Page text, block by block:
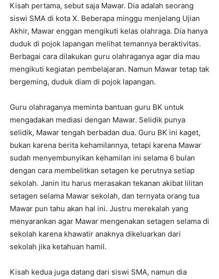
Kisah pertama, sebut saja Mawar. Dia adalah seorang
siswi SMA di kota X. Beberapa minggu menjelang Ujian
Akhir, Mawar enggan mengikuti kelas olahraga. Dia hanya
duduk di pojok lapangan melihat temannya beraktivitas.
Berbagai cara dilakukan guru olahraganya agar dia mau
mengikuti kegiatan pembelajaran. Namun Mawar tetap tak
bergeming, duduk diam di pojok lapangan.
Guru olahraganya meminta bantuan guru BK untuk
mengadakan mediasi dengan Mawar. Selidik punya
selidik, Mawar tengah berbadan dua. Guru BK ini kaget,
bukan karena berita kehamilannya, tetapi karena Mawar
sudah menyembunyikan kehamilan ini selama 6 bulan
dengan cara membelitkan setagen ke perutnya setiap
sekolah. Janin itu harus merasakan tekanan akibat lilitan
setagen selama Mawar sekolah, dan ternyata orang tua
Mawar pun tahu akan hal ini. Justru merekalah yang
menyarankan agar Mawar mengenakan setagen selama di
sekolah karena khawatir anaknya dikeluarkan dari
sekolah jika ketahuan hamil.
Kisah kedua juga datang dari siswi SMA, namun dia